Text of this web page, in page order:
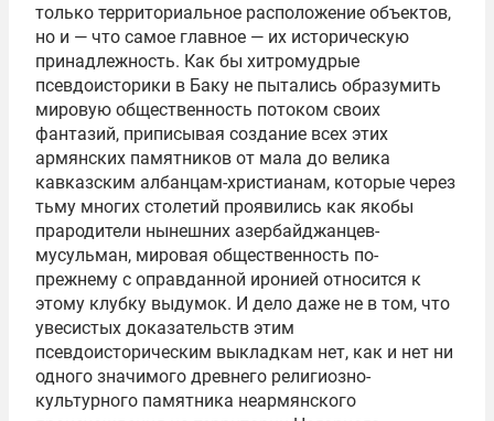
только территориальное расположение объектов,
но и — что самое главное — их историческую
принадлежность. Как бы хитромудрые
псевдоисторики в Баку не пытались образумить
мировую общественность потоком своих
фантазий, приписывая создание всех этих
армянских памятников от мала до велика
кавказским албанцам-христианам, которые через
тьму многих столетий проявились как якобы
прародители нынешних азербайджанцев-
мусульман, мировая общественность по-
прежнему с оправданной иронией относится к
этому клубку выдумок. И дело даже не в том, что
увесистых доказательств этим
псевдоисторическим выкладкам нет, как и нет ни
одного значимого древнего религиозно-
культурного памятника неармянского